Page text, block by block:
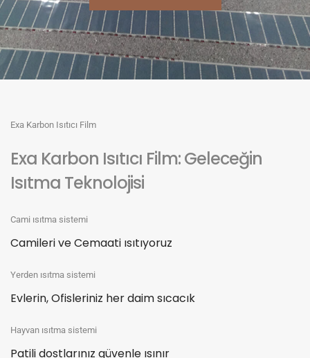
Exa Karbon Isıtıcı Film
Exa Karbon Isıtıcı Film: Geleceğin
Isıtma Teknolojisi
Cami ısıtma sistemi
Camileri ve Cemaati ısıtıyoruz
Yerden ısıtma sistemi
Evlerin, Ofisleriniz her daim sıcacık
Hayvan ısıtma sistemi
Patili dostlarınız güvenle ısınır